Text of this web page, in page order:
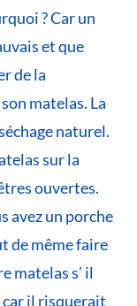
? Car un
et que
de la
matelas. La
naturel.
sur la
ouvertes.
avez un porche
de même faire
matelas s’ il
il risquerait